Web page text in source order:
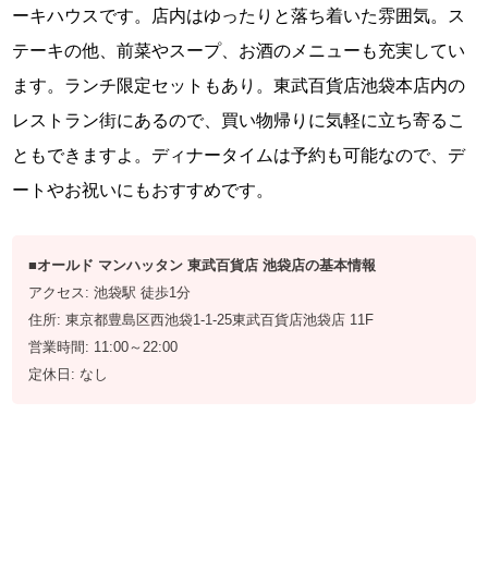
ーキハウスです。店内はゆったりと落ち着いた雰囲気。ス
テーキの他、前菜やスープ、お酒のメニューも充実してい
ます。ランチ限定セットもあり。東武百貨店池袋本店内の
レストラン街にあるので、買い物帰りに気軽に立ち寄るこ
ともできますよ。ディナータイムは予約も可能なので、デ
ートやお祝いにもおすすめです。
■オールド マンハッタン 東武百貨店 池袋店の基本情報
アクセス: 池袋駅 徒歩1分
住所: 東京都豊島区西池袋1-1-25東武百貨店池袋店 11F
営業時間: 11:00～22:00
定休日: なし